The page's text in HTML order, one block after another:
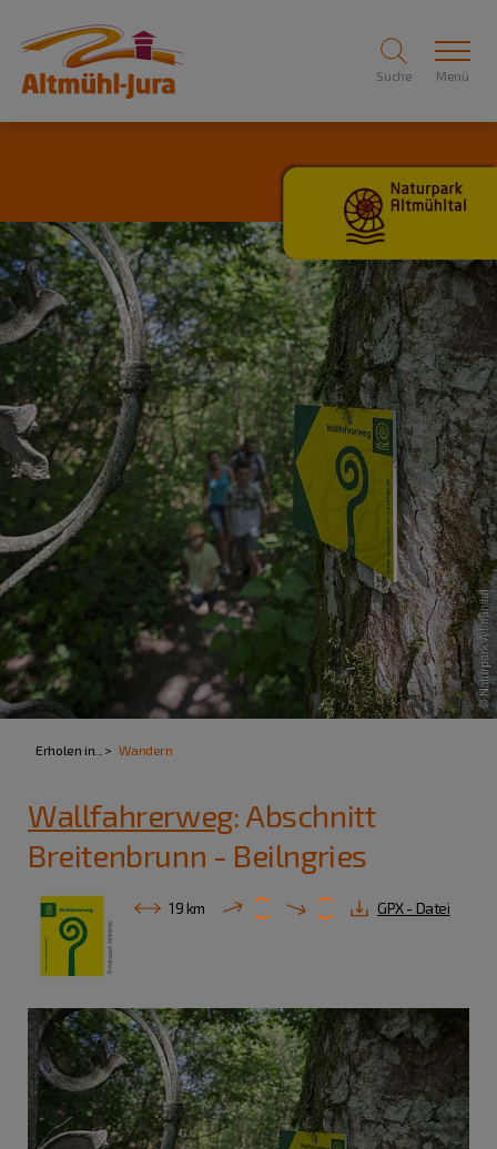
Suche Menü
Erholen in... Wandern
Wallfahrerweg: Abschnitt
Breitenbrunn - Beilngries
19 km GPX - Datei